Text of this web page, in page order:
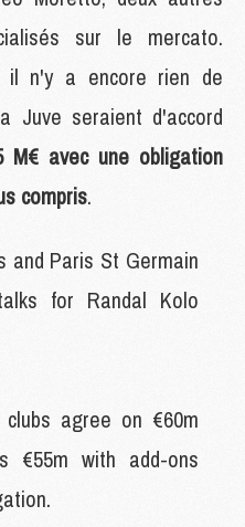
sur le mercato.
il n'y a encore rien de
Juve seraient d'accord
avec une obligation
compris.
Paris St Germain
for Randal Kolo
agree on €60m
€55m with add-ons